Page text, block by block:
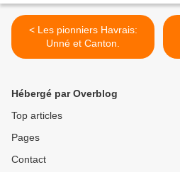
< Les pionniers Havrais:
Unné et Canton.
Hébergé par Overblog
Top articles
Pages
Contact